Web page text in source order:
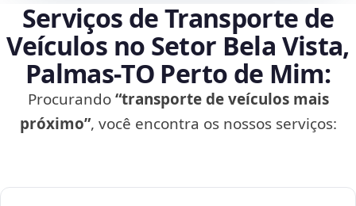
Serviços de Transporte de
Veículos no Setor Bela Vista,
Palmas‑TO Perto de Mim:
Procurando“transporte de veículos mais
próximo”, você encontra os nossos serviços: